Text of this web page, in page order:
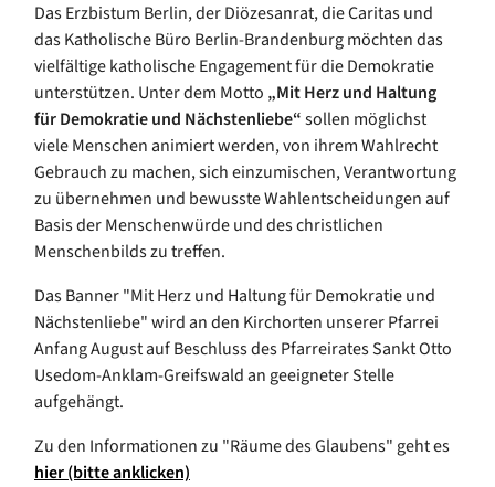
Das Erzbistum Berlin, der Diözesanrat, die Caritas und
das Katholische Büro Berlin-Brandenburg möchten das
vielfältige katholische Engagement für die Demokratie
unterstützen. Unter dem Motto „Mit Herz und Haltung
für Demokratie und Nächstenliebe“sollen möglichst
viele Menschen animiert werden, von ihrem Wahlrecht
Gebrauch zu machen, sich einzumischen, Verantwortung
zu übernehmen und bewusste Wahlentscheidungen auf
Basis der Menschenwürde und des christlichen
Menschenbilds zu treffen.
Das Banner "Mit Herz und Haltung für Demokratie und
Nächstenliebe" wird an den Kirchorten unserer Pfarrei
Anfang August auf Beschluss des Pfarreirates Sankt Otto
Usedom-Anklam-Greifswald an geeigneter Stelle
aufgehängt.
Zu den Informationen zu "Räume des Glaubens" geht es
hier (bitte anklicken)